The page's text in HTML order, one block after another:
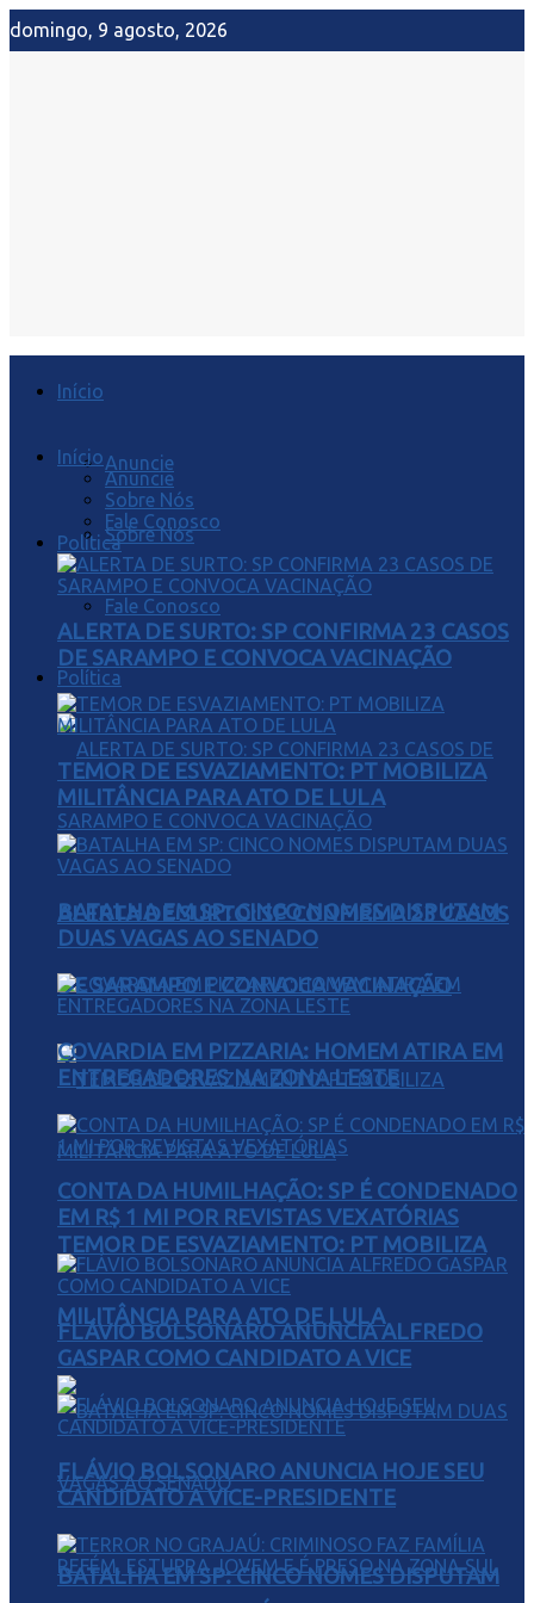
domingo, 9 agosto, 2026
Início
Anuncie
Sobre Nós
Fale Conosco
Política
ALERTA DE SURTO: SP CONFIRMA 23 CASOS
DE SARAMPO E CONVOCA VACINAÇÃO
TEMOR DE ESVAZIAMENTO: PT MOBILIZA
MILITÂNCIA PARA ATO DE LULA
BATALHA EM SP: CINCO NOMES DISPUTAM
Início
Anuncie
Sobre Nós
Fale Conosco
Política
ALERTA DE SURTO: SP CONFIRMA 23 CASOS
DE SARAMPO E CONVOCA VACINAÇÃO
TEMOR DE ESVAZIAMENTO: PT MOBILIZA
MILITÂNCIA PARA ATO DE LULA
BATALHA EM SP: CINCO NOMES DISPUTAM
DUAS VAGAS AO SENADO
COVARDIA EM PIZZARIA: HOMEM ATIRA EM
ENTREGADORES NA ZONA LESTE
CONTA DA HUMILHAÇÃO: SP É CONDENADO
EM R$ 1 MI POR REVISTAS VEXATÓRIAS
FLÁVIO BOLSONARO ANUNCIA ALFREDO
GASPAR COMO CANDIDATO A VICE
FLÁVIO BOLSONARO ANUNCIA HOJE SEU
CANDIDATO A VICE-PRESIDENTE